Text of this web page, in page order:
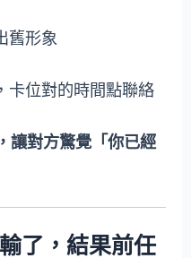
舊形象
卡位對的時間點聯絡
讓對方驚覺「你已經
了，結果前任